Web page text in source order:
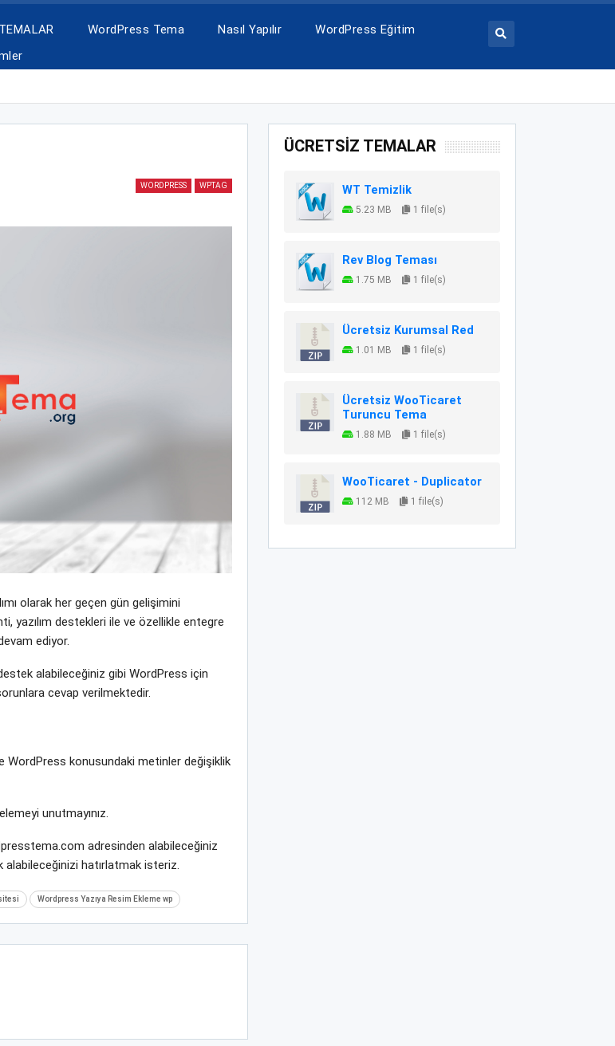
WordPress Tema Nasıl Yapılır
WordPress Eğitim
WORDPRESS WPTAG
olarak her geçen gün gelişimini
yazılım destekleri ile ve özellikle entegre
ediyor.
alabileceğiniz gibi WordPress için
cevap verilmektedir.
WordPress konusundaki metinler değişiklik
unutmayınız.
adresinden alabileceğiniz
alabileceğinizi hatırlatmak isteriz.
Wordpress Yazıya Resim Ekleme wp
ÜCRETSİZ TEMALAR
WT Temizlik
5.23 MB 1 file(s)
Rev Blog Teması
1.75 MB 1 file(s)
Ücretsiz Kurumsal Red
1.01 MB 1 file(s)
Ücretsiz WooTicaret
Turuncu Tema
1.88 MB 1 file(s)
WooTicaret - Duplicator
112 MB 1 file(s)